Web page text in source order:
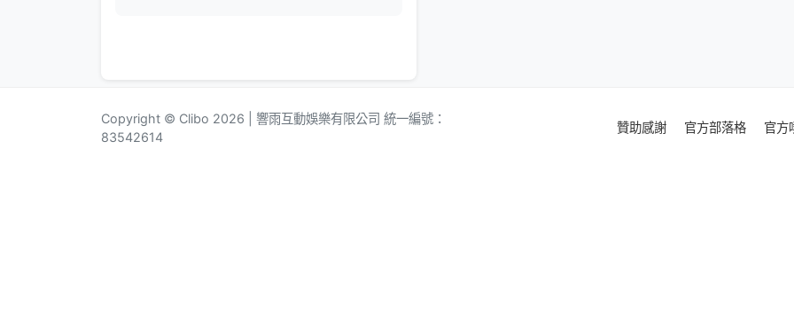
Copyright © Clibo 2026 | 響雨互動娛樂有限公司 統一編號：
83542614
贊助感謝 官方部落格 官方